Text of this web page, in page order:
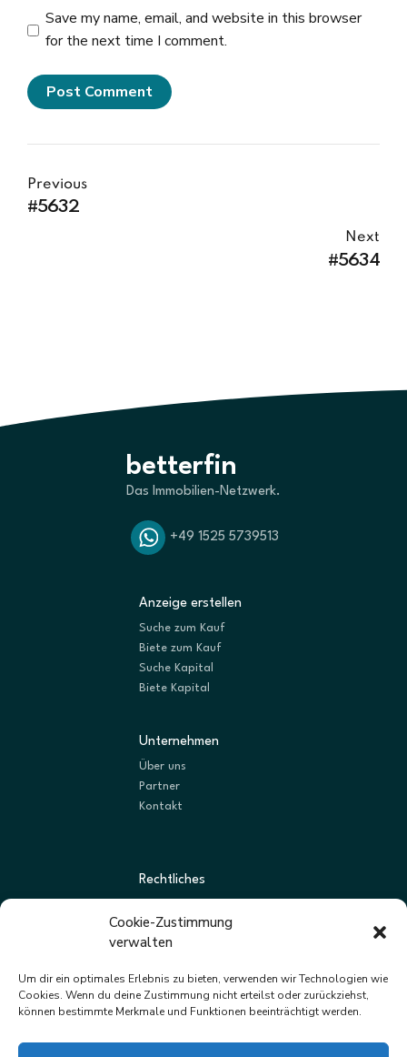
Cookie-Zustimmung
verwalten
Um dir ein optimales Erlebnis zu bieten, verwenden wir Technologien wie
Cookies. Wenn du deine Zustimmung nicht erteilst oder zurückziehst,
können bestimmte Merkmale und Funktionen beeinträchtigt werden.
Save my name, email, and website in this browser
for the next time I comment.
Post Comment
Previous
#5632
Next
#5634
betterfin
Das Immobilien-Netzwerk.
+49 1525 5739513
Anzeige erstellen
Suche zum Kauf
Biete zum Kauf
Suche Kapital
Biete Kapital
Unternehmen
Über uns
Partner
Kontakt
Rechtliches
Datenschutz
Impressum
Newsletter